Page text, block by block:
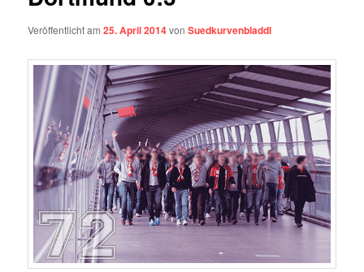
Veröffentlicht am25. April 2014vonSuedkurvenbladdl